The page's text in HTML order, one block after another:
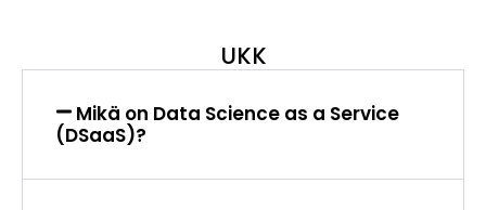
UKK
Mikä on Data Science as a Service
(DSaaS)?